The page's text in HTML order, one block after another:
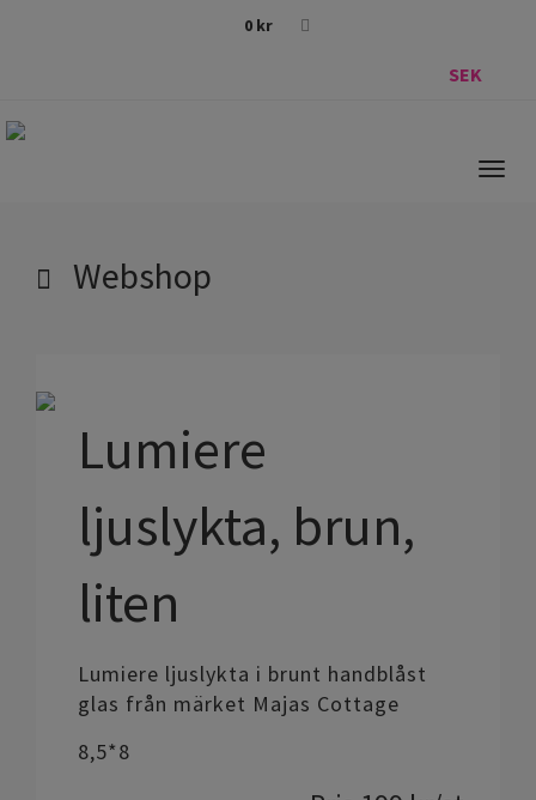
0 kr
SEK
Webshop
Lumiere
ljuslykta, brun,
liten
Lumiere ljuslykta i brunt handblåst
glas från märket Majas Cottage
8,5*8